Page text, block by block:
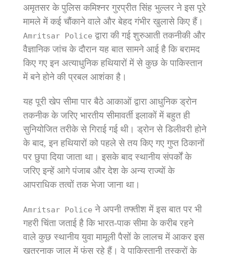
अमृतसर के पुलिस कमिश्नर गुरप्रीत सिंह भुल्लर ने इस पूरे
मामले में कई चौंकाने वाले और बेहद गंभीर खुलासे किए हैं।
Amritsar Police द्वारा की गई शुरुआती तकनीकी और
वैज्ञानिक जांच के दौरान यह बात सामने आई है कि बरामद
किए गए इन अत्याधुनिक हथियारों में से कुछ के पाकिस्तान
में बने होने की प्रबल आशंका है।
यह पूरी खेप सीमा पार बैठे आकाओं द्वारा आधुनिक ड्रोन
तकनीक के जरिए भारतीय सीमावर्ती इलाकों में बहुत ही
सुनियोजित तरीके से गिराई गई थी। ड्रोन से डिलीवरी होने
के बाद, इन हथियारों को पहले से तय किए गए गुप्त ठिकानों
पर छुपा दिया जाता था। इसके बाद स्थानीय संपर्कों के
जरिए इन्हें आगे पंजाब और देश के अन्य राज्यों के
आपराधिक तत्वों तक भेजा जाना था।
Amritsar Police ने अपनी तफ्तीश में इस बात पर भी
गहरी चिंता जताई है कि भारत-पाक सीमा के करीब रहने
वाले कुछ स्थानीय युवा मामूली पैसों के लालच में आकर इस
खतरनाक जाल में फंस रहे हैं। वे पाकिस्तानी तस्करों के